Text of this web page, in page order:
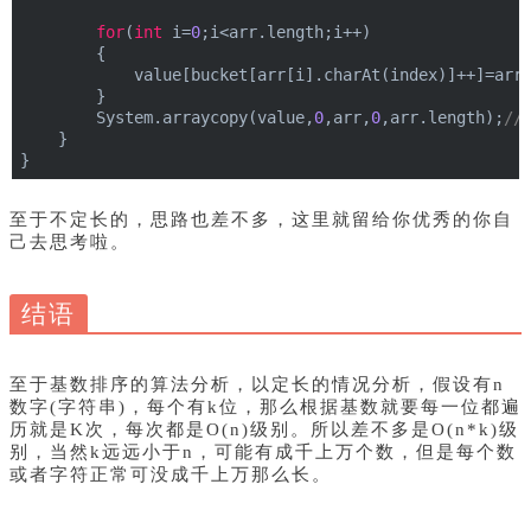
for(int i=0;i<arr.length;i++)
{
}
System.arraycopy(value, 0,arr, 0,arr.length); //
}
}
至于不定长的，思路也差不多，这里就留给你优秀的你自
己去思考啦。
结语
至于基数排序的算法分析，以定长的情况分析，假设有n
数字(字符串)，每个有k位，那么根据基数就要每一位都遍
历就是K次，每次都是O(n)级别。所以差不多是O(n*k)级
别，当然k远远小于n，可能有成千上万个数，但是每个数
或者字符正常可没成千上万那么长。